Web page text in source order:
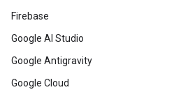
Firebase
Google AI Studio
Google Antigravity
Google Cloud